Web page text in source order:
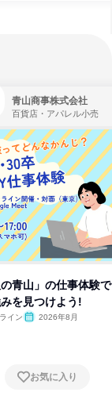
青山商事株式会社
百貨店・アパレル小売
の青山」の仕事体験
を見つけよう!
イン
2026年8月
お気に入り